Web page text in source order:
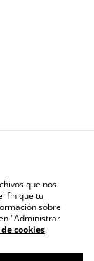
que nos
fin que tu
sobre
"Administrar
cookies.